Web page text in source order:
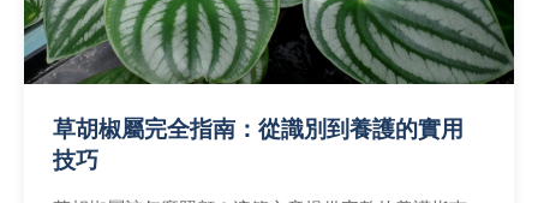
草胡椒屬完全指南：從識別到養護的實用
技巧